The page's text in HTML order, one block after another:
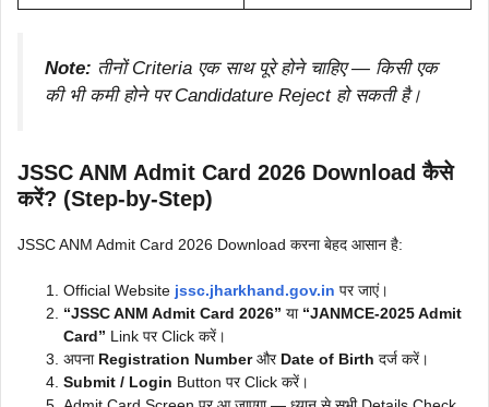
Note: तीनों Criteria एक साथ पूरे होने चाहिए — किसी एक
की भी कमी होने पर Candidature Reject हो सकती है।
JSSC ANM Admit Card 2026 Download कैसे
करें? (Step-by-Step)
JSSC ANM Admit Card 2026 Download करना बेहद आसान है:
Official Website jssc.jharkhand.gov.in पर जाएं।
“JSSC ANM Admit Card 2026” या “JANMCE-2025 Admit
Card” Link पर Click करें।
अपना Registration Numberऔर Date of Birth दर्ज करें।
Submit / Login Button पर Click करें।